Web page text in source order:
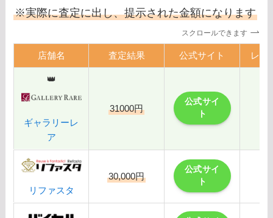
※実際に査定に出し、提示された金額になります
スクロールできます
店舗名 査定結果 公式サイト レビ
👑
ギャラリーレ
ア
31000円
公式サイ
ト
リファスタ
30,000円
公式サイ
ト